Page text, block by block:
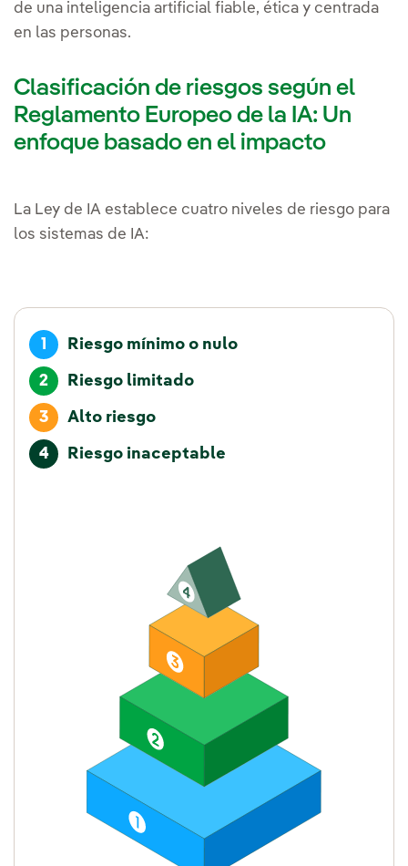
de una inteligencia artificial fiable, ética y centrada
en las personas.
Clasificación de riesgos según el
Reglamento Europeo de la IA: Un
enfoque basado en el impacto
La Ley de IA establece cuatro niveles de riesgo para
los sistemas de IA:
1 Riesgo mínimo o nulo
2 Riesgo limitado
3 Alto riesgo
4 Riesgo inaceptable